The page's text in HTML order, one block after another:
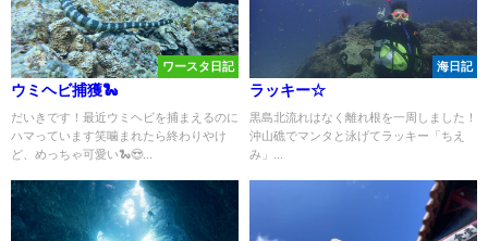
ワースタ日記
ウミヘビ捕獲🐍
だいきです！最近ウミヘビを捕まえるのに
ハマっています笑噛まれたら終わりやけ
ど、めっちゃ可愛い🐍😍...
海日記
ラッキー☆
黒島北流れはなく離れ根を一周しました！
沖山礁でマンタと泳げてラッキー「ちえ
み」...